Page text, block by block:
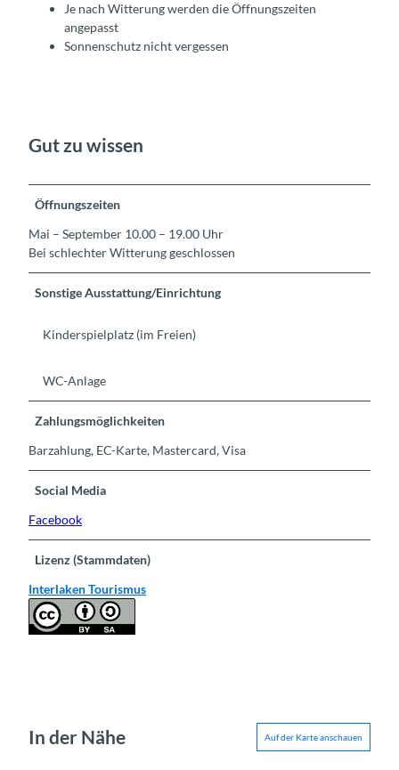
Je nach Witterung werden die Öffnungszeiten
angepasst
Sonnenschutz nicht vergessen
Gut zu wissen
Öffnungszeiten
Mai – September 10.00 – 19.00 Uhr
Bei schlechter Witterung geschlossen
Sonstige Ausstattung/Einrichtung
Kinderspielplatz (im Freien)
WC-Anlage
Zahlungsmöglichkeiten
Barzahlung, EC-Karte, Mastercard, Visa
Social Media
Facebook
Lizenz (Stammdaten)
Interlaken Tourismus
In der Nähe Auf der Karte anschauen